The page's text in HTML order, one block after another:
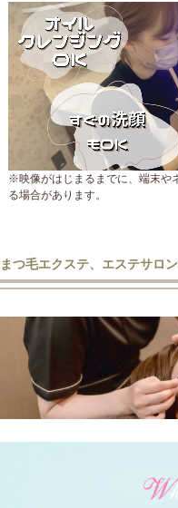
※映像がはじまるまでに、端末や
る場合があります。
まつ毛エクステ、エステサロ